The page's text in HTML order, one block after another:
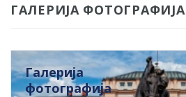
ГАЛЕРИЈА ФОТОГРАФИЈА
Галерија
фотографија